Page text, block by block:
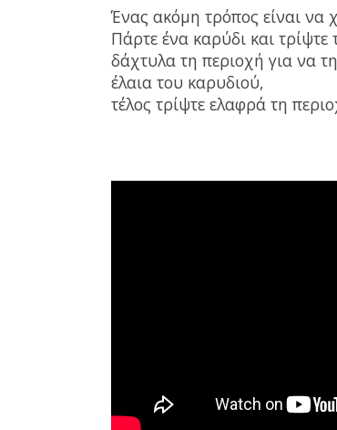
Ένας ακόμη τρόπος είναι να
Πάρτε ένα καρύδι και
δάχτυλα τη περιοχή για να
έλαια του καρυδιού,
τέλος τρίψτε ελαφρά τη